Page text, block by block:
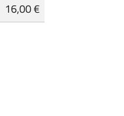
16,00 €